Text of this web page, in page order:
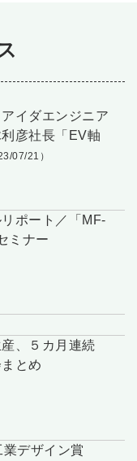
イダエンジニア
彦社長「EV軸
07/21）
ポート／「MF-
ミナー
、５カ月連続
とめ
デザイン賞